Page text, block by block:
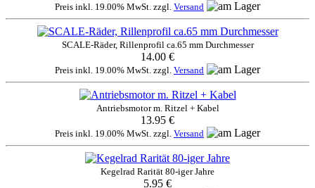
Preis inkl. 19.00% MwSt. zzgl. Versand
SCALE-Räder, Rillenprofil ca.65 mm Durchmesser
14.00 €
Preis inkl. 19.00% MwSt. zzgl. Versand
Antriebsmotor m. Ritzel + Kabel
13.95 €
Preis inkl. 19.00% MwSt. zzgl. Versand
Kegelrad Rarität 80-iger Jahre
5.95 €